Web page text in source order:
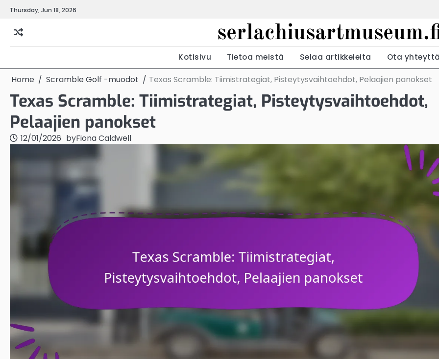
Skip
content
Thursday, Jun 18, 2026
Kotisivu Tietoa meistä Selaa artikkeleita Ota
Home Scramble Golf -muodot Texas Scramble: Tiimistrategiat, Pisteytysvaihtoehdot, Pelaajien panokset
Texas Scramble: Tiimistrategiat, Pisteytysvaihtoehdot,
Pelaajien panokset
12/01/2026 byFiona Caldwell